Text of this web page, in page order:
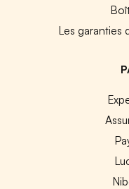
Les garanties